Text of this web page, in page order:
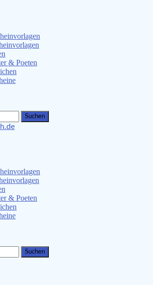
& Poeten
Gutscheinvorlagen finden
& Poeten